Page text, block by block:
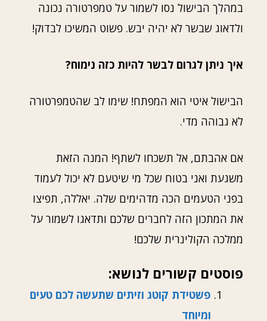
במהלך הבישול נסו לשמור על טמפרטורה נכונה
ולדאוג שבשר לא יהיה יבש. פשוט המשיכו לבדוק!
איך ניתן לגרום לבשר להיות כזה נימוח?
הבישול איטי הוא המפתח! שימו לב שהטמפרטורה
לא גבוהה מדי.
אם אהבתם, אל תשכחו לשתף! המנה הזאת
משגעת ואני בטוח שכל מי שיטעם לא יכול לעמוד
בפני הטעמים הכה מדהימים שלה. יאללה, תפיצו
את המתכון הזה לחברים שלכם ותדאגו לשמור על
ממלכה הקולינרית שלכם!
פוסטים קשורים לנושא:
פשטידת קוטג וזיתים שתעשה לכם טעים
ומיוחד